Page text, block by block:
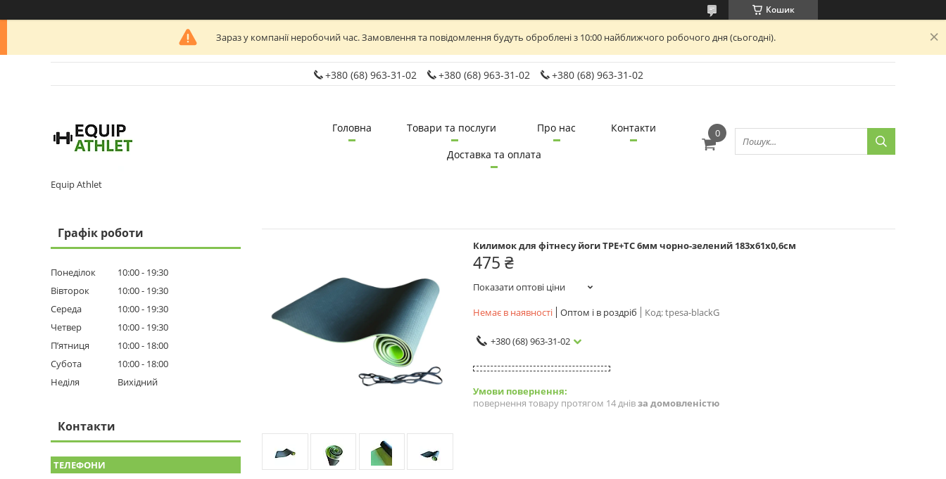
Кошик
Зараз у компанії неробочий час. Замовлення та повідомлення будуть оброблені з 10:00 найближчого робочого дня (сьогодні).
+380 (68) 963-31-02 +380 (68) 963-31-02 +380 (68) 963-31-02
Equip Athlet
Головна Товари та послуги Про нас
Контакти
Доставка та оплата
Килимок для фітнесу йоги TPE+TC 6мм чорно-зелений 183x61x0,6см
475 ₴
Показати оптові ціни
Немає в наявності
Оптом і в роздріб Код:tpesa-blackG
+380 (68) 963-31-02
повернення товару протягом 14 днівза домовленістю
Графік роботи
Понеділок 10:00
19:30
Вівторок
10:00
19:30
Середа
10:00
19:30
Четвер
10:00
19:30
Пʼятниця
10:00
18:00
Субота
10:00
18:00
Неділя
Вихідний
Контакти